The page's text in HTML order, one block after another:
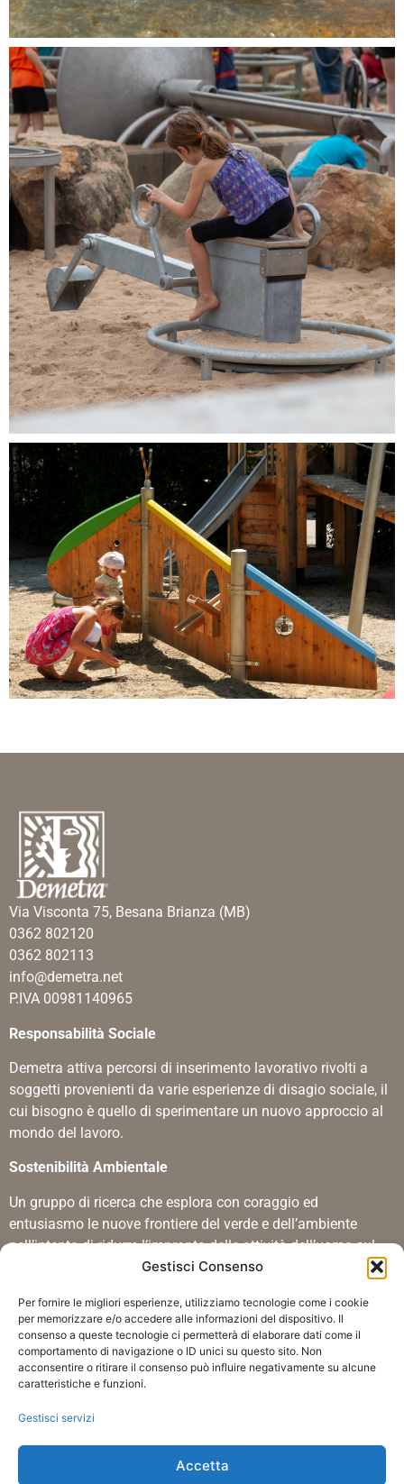
Gestisci Consenso
Per fornire le migliori esperienze, utilizziamo tecnologie come i cookie
per memorizzare e/o accedere alle informazioni del dispositivo. Il
consenso a queste tecnologie ci permetterà di elaborare dati come il
comportamento di navigazione o ID unici su questo sito. Non
acconsentire o ritirare il consenso può influire negativamente su alcune
caratteristiche e funzioni.
Gestisci servizi
Accetta
Via Visconta 75, Besana Brianza (MB)
0362 802120
0362 802113
info@demetra.net
P.IVA 00981140965
Responsabilità Sociale
Demetra attiva percorsi di inserimento lavorativo rivolti a
soggetti provenienti da varie esperienze di disagio sociale, il
cui bisogno è quello di sperimentare un nuovo approccio al
mondo del lavoro.
Sostenibilità Ambientale
Un gruppo di ricerca che esplora con coraggio ed
entusiasmo le nuove frontiere del verde e dell’ambiente
nell’intento di ridurre l’impronta delle attività dell’uomo sul
Certificazioni
Le certificazioni ISO 9001, ISO 14001 e ISO 45001
dimostrano che il sistema di gestione della qualità
dell’impresa è stato riconosciuto conforme ad uno standard